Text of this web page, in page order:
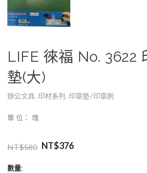
LIFE 徠福 No. 3622
墊(大)
辦公文具, 印材系列 , 印章墊/印章刷
單 位： 塊
NT$580 NT$376
數量: